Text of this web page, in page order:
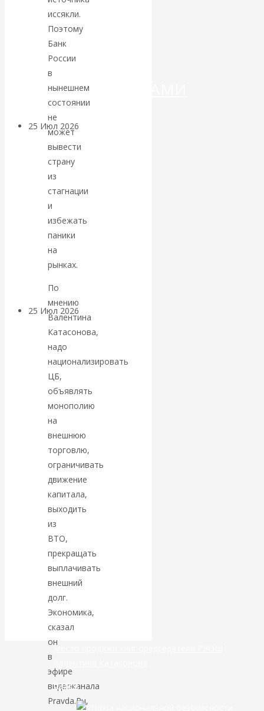
ДЕНЕГ»: КИТАЙ
ВЕДЁТ БОРЬБУ
КРИПТОВАЛЮТАМИ
25 Июл 2026
Валентин
КАтасонов.
Может ли
Америка
покинуть НАТО?
25 Июл 2026
«Об этом
молчат»:
экономист
Валентин
Катасонов
считает, что
кризис в
банковской
сфере России
уже начался
иссякли.
Поэтому
Банк
России
в
нынешнем
состоянии
не
может
вывести
страну
из
стагнации
и
избежать
паники
на
рынках.
По
мнению
Валентина
Катасонова,
надо
национализировать
ЦБ,
объявлять
монополию
на
внешнюю
торговлю,
ограничивать
движение
капитала,
выходить
из
ВТО,
прекращать
выплачивать
внешний
долг.
Экономика,
сказал
он
в
эфире
видеоканала
Pravda.Ru,
Место продажи книг председателя РЭОШ
Видео